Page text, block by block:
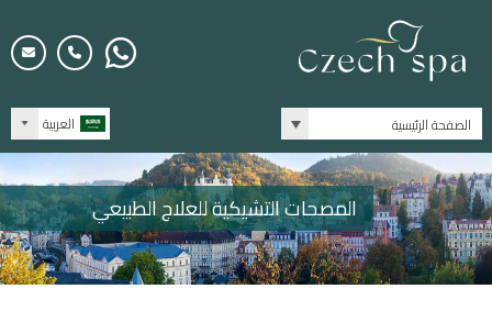
العربية الصفحة الرئيسية
المصحات التشيكية للعلاج الطبيعي